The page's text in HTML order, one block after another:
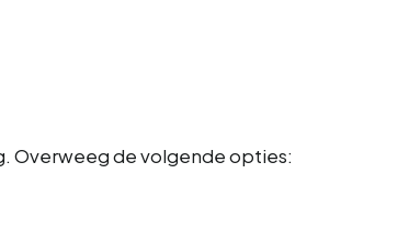
Overweeg de volgende opties: